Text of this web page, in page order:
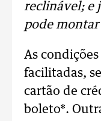
reclinável; e
pode montar
As
facilitadas,
cartão de
boleto*.